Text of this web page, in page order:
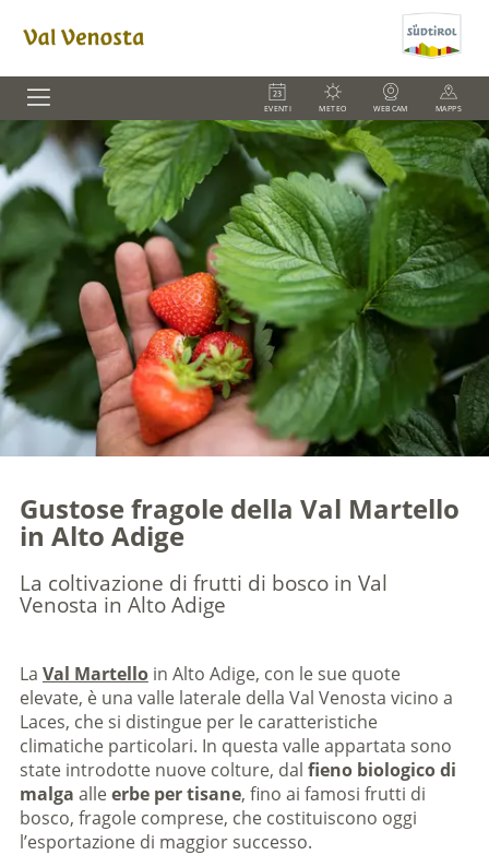
EVENTI METEO WEBCAM MAPPS
Gustose fragole della Val Martello
in Alto Adige
La coltivazione di frutti di bosco in Val
Venosta in Alto Adige
La Val Martelloin Alto Adige, con le sue quote
elevate, è una valle laterale della Val Venosta vicino a
Laces, che si distingue per le caratteristiche
climatiche particolari. In questa valle appartata sono
state introdotte nuove colture, dal fieno biologico di
malga alleerbe per tisane, fino ai famosi frutti di
bosco, fragole comprese, che costituiscono oggi
l’esportazione di maggior successo.